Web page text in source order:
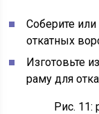
Соберите
откатных
Изготовьте
раму для
Рис. 11: